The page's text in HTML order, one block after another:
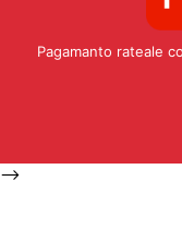
Pagamanto rateale
-->